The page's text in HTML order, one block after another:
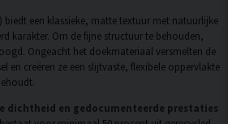
biedt een klassieke, matte textuur met natuurlijke
karakter. Om de fijne structuur te behouden,
Ongeacht het doekmateriaal versmelten de
en creëren ze een slijtvaste, flexibele oppervlakte
dichtheid en gedocumenteerde prestaties